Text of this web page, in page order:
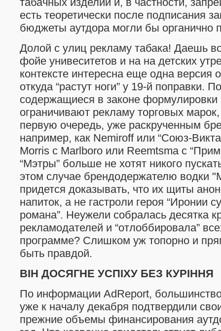
есть теоретически после подписания
бюджеты аутдора могли бы органично
Долой с улиц рекламу табака! Даешь
фойе унивеситетов и на на детских
контексте интересна еще одна версия
откуда “растут ноги” у 19-й поправки.
содержащиеся в законе
ограничивают рекламу торговых
первую очередь, уже раскрученным
например, как Nemiroff или “Союз-
Morris с Мarlboro или Reemtsma с
“Мэтры” больше не хотят никого
этом случае брендодержателю водки
придется доказывать, что их щиты
напиток, а не гастроли героя “Иронии
романа”. Неужели собралась десятка
рекламодателей и “отлоббировала”
программе? Слишком уж топорно и
быть правдой.
ВІН ДОСЯГНЕ УСПІХУ БЕЗ КУРІННЯ
По информации AdReport,
уже к началу декабря подтвердили
прежние объемы финансирования